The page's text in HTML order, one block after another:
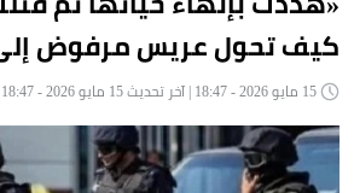
كيف تحول عريس مرفوض